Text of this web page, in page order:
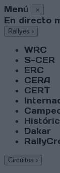
Menú ×
En directo
Rallyes ›
WRC
S-CER
ERC
CERA
CERT
Dakar
Circuitos ›